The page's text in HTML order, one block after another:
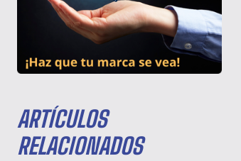
ARTÍCULOS
RELACIONADOS